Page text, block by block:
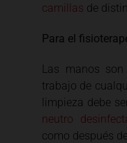
camillas de
Para el
Las manos
trabajo de
limpieza debe
neutro
como después